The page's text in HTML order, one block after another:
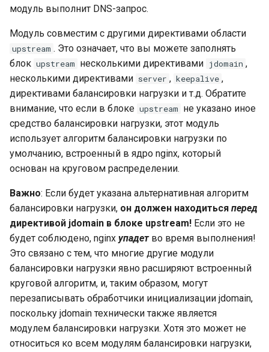
healthcheck
hmac
hoedown
http
http2
hyperscan
influx
ini
injection
iputils
jit-uuid
модуль выполнит DNS-запрос.
Модуль совместим с другими директивами области
upstream . Это означает, что вы можете заполнять
блок upstream несколькими директивами jdomain ,
несколькими директивами server , keepalive ,
директивами балансировки нагрузки и т.д. Обратите
внимание, что если в блоке upstream не указано иное
средство балансировки нагрузки, этот модуль
использует алгоритм балансировки нагрузки по
умолчанию, встроенный в ядро nginx, который
основан на круговом распределении.
Важно: Если будет указана альтернативная алгоритм
балансировки нагрузки, он должен находиться перед
директивой jdomain в блоке upstream! Если это не
будет соблюдено, nginx упадетво время выполнения!
Это связано с тем, что многие другие модули
балансировки нагрузки явно расширяют встроенный
круговой алгоритм, и, таким образом, могут
перезаписывать обработчики инициализации jdomain,
поскольку jdomain технически также является
модулем балансировки нагрузки. Хотя это может не
относиться ко всем модулям балансировки нагрузки,